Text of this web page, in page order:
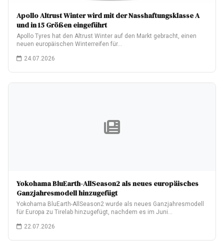
Apollo Altrust Winter wird mit der Nasshaftungsklasse A
und in 15 Größen eingeführt
Apollo Tyres hat den Altrust Winter auf den Markt gebracht, einen
neuen europäischen Winterreifen für…
24.07.2026
Yokohama BluEarth-AllSeason2 als neues europäisches
Ganzjahresmodell hinzugefügt
Yokohama BluEarth-AllSeason2 wurde als neues Ganzjahresmodell
für Europa zu Tirelab hinzugefügt, nachdem es im Juni…
22.07.2026